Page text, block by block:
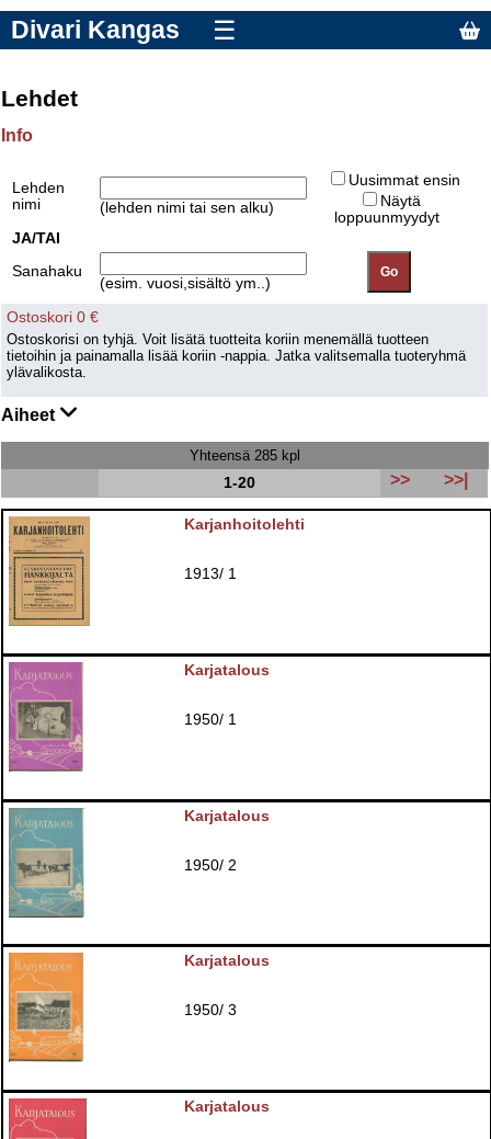
Divari Kangas ☰
Lehdet
Info
Lehden
nimi
(lehden nimi tai sen alku)
Uusimmat ensin
Näytä
loppuunmyydyt
JA/TAI
Sanahaku
(esim. vuosi,sisältö ym..)
Ostoskori 0 €
Ostoskorisi on tyhjä. Voit lisätä tuotteita koriin menemällä tuotteen
tietoihin ja painamalla lisää koriin -nappia. Jatka valitsemalla tuoteryhmä
ylävalikosta.
Aiheet
Yhteensä 285 kpl
1-20
>> >>|
Karjanhoitolehti
1913/ 1
Karjatalous
1950/ 1
Karjatalous
1950/ 2
Karjatalous
1950/ 3
Karjatalous